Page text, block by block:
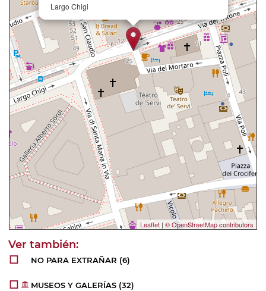
Largo Chigi
Leaflet | © OpenStreetMap contributors
NO PARA EXTRAÑAR (6)
MUSEOS Y GALERÍAS (32)